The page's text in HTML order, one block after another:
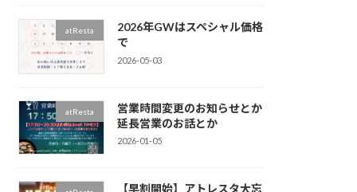
atResta
2026年GWはスペシャル価格
で
2026-05-03
atResta
営業時間変更のお知らせとか
延長営業のお話とか
2026-01-05
【早割開始】アトレスタ大忘